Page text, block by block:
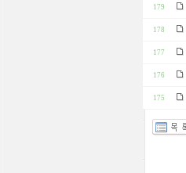
179
178
177
176
175